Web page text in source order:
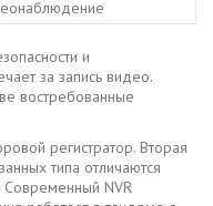
и
за запись видео.
востребованные
регистратор. Вторая
типа отличаются
NVR